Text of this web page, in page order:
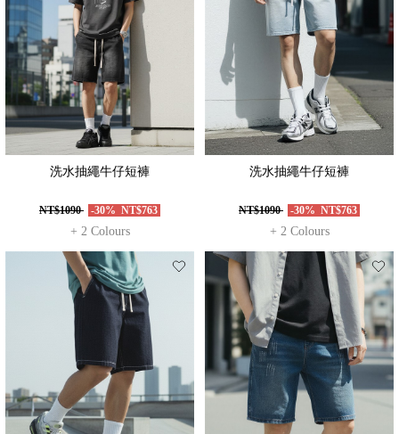
洗水抽繩牛仔短褲
NT$1090 -30% NT$763
+ 2 Colours
洗水抽繩牛仔短褲
NT$1090 -30% NT$763
+ 2 Colours